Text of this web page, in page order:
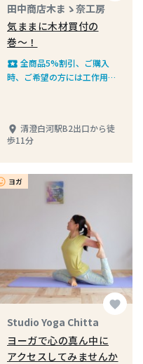
田中商店木まゝ奈工房
気ままに木材買付の
巻〜！
local_play 全商品5%割引、ご購入
時、ご希望の方には工作用の
7871）
place 清澄白河駅B2出口から徒
歩11分
ヨガ
favorite
Studio Yoga Chitta
ヨーガで心の真ん中に
アクセスしてみませんか